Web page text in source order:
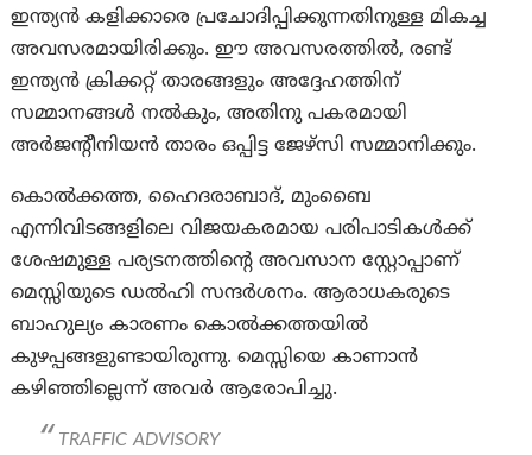
ഇന്ത്യൻ കളിക്കാരെ പ്രചോദിപ്പിക്കുന്നതിനുള്ള മികച്ച
അവസരമായിരിക്കും. ഈ അവസരത്തിൽ, രണ്ട്
ഇന്ത്യൻ ക്രിക്കറ്റ് താരങ്ങളും അദ്ദേഹത്തിന്
സമ്മാനങ്ങൾ നൽകും, അതിനു പകരമായി
അർജന്റീനിയൻ താരം ഒപ്പിട്ട ജേഴ്സി സമ്മാനിക്കും.
കൊൽക്കത്ത, ഹൈദരാബാദ്, മുംബൈ
എന്നിവിടങ്ങളിലെ വിജയകരമായ പരിപാടികൾക്ക്
ശേഷമുള്ള പര്യടനത്തിന്റെ അവസാന സ്റ്റോപ്പാണ്
മെസ്സിയുടെ ഡൽഹി സന്ദർശനം. ആരാധകരുടെ
ബാഹുല്യം കാരണം കൊൽക്കത്തയിൽ
കുഴപ്പങ്ങളുണ്ടായിരുന്നു. മെസ്സിയെ കാണാൻ
കഴിഞ്ഞില്ലെന്ന് അവർ ആരോപിച്ചു.
TRAFFIC ADVISORY